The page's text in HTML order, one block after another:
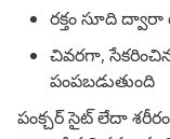
రక్తం సూది
చివరగా, సేకరించిన
పంపబడుతుంది
పంక్చర్ సైట్ లేదా